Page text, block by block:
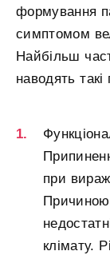
формування
симптомом
Найбільш
наводять
при
Причиною
клімату.